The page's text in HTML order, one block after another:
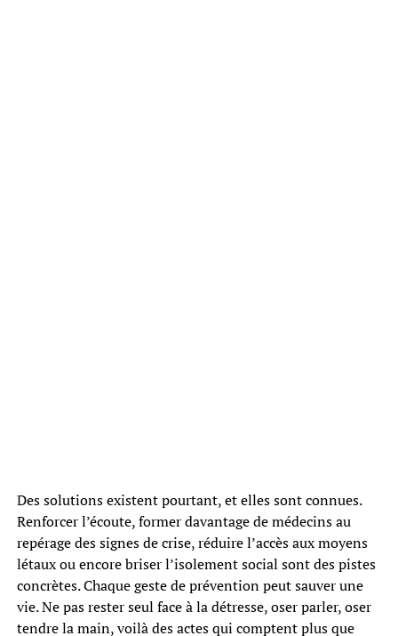
Des solutions existent pourtant, et elles sont connues.
Renforcer l’écoute, former davantage de médecins au
repérage des signes de crise, réduire l’accès aux moyens
létaux ou encore briser l’isolement social sont des pistes
concrètes. Chaque geste de prévention peut sauver une
vie. Ne pas rester seul face à la détresse, oser parler, oser
tendre la main, voilà des actes qui comptent plus que